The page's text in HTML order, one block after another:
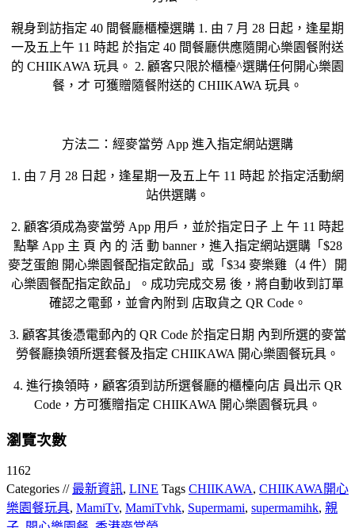
親身到訪指定 40 間餐廳櫃檯選購 1. 由 7 月 28 日起，逢星期
一及五上午 11 時起 於指定 40 間餐廳供應隨開心樂園餐附送
的 CHIIKAWA 玩具。 2. 顧客只限於櫃檯^選購任何開心樂園
餐，才 可獲贈隨餐附送的 CHIIKAWA 玩具。
方法二：經麥當勞 App 進入指定網站選購
1. 由 7 月 28 日起，逢星期一及五上午 11 時起 於指定活動網
站供選購。
2. 顧客須成為麥當勞 App 用戶，並於指定日子 上 午 11 時起
點擊 App 主 頁 內 的 活 動 banner，進入指定網站選購「$28
麥芝蛋飽 開心樂園餐配指定飲品」或「$34 麥樂雞（4 件）開
心樂園餐配指定飲品」。成功完成交易 後，將自動收到訂單
確認之電郵，並會內附到 店取貨之 QR Code。
3. 顧客其後憑電郵內的 QR Code 於指定日期 內到所選的麥當
勞餐廳換領所選套餐及指定 CHIIKAWA 開心樂園餐玩具。
4. 進行換領時，顧客須到訪所選餐廳的櫃檯向店 員出示 QR
Code，方可獲贈指定 CHIIKAWA 開心樂園餐玩具。
瀏覽次數
1162
Categories // 最新資訊, LINE Tags CHIIKAWA, CHIIKAWA開心
樂園餐玩具, MamiTv, MamiTvhk, Supermami, supermamihk, 親